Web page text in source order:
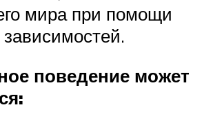
мира при помощи
поведение может